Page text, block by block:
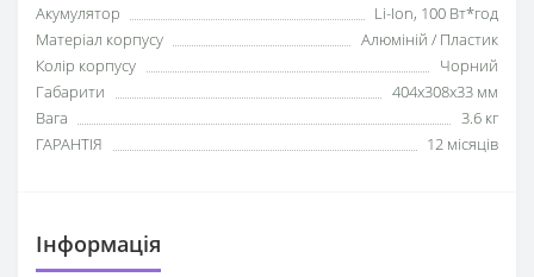
Акумулятор
Li-Ion, 100 Вт*год
Матеріал корпусу
Алюміній / Пластик
Колір корпусу
Чорний
Габарити
404x308x33 мм
Вага
3.6 кг
ГАРАНТІЯ
12 місяців
Iнформація